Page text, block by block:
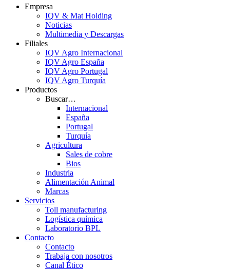
Empresa
IQV & Mat Holding
Noticias
Multimedia y Descargas
Filiales
IQV Agro Internacional
IQV Agro España
IQV Agro Portugal
IQV Agro Turquía
Productos
Buscar…
Internacional
España
Portugal
Turquía
Agricultura
Sales de cobre
Bios
Industria
Alimentación Animal
Marcas
Servicios
Toll manufacturing
Logística química
Laboratorio BPL
Contacto
Contacto
Trabaja con nosotros
Canal Ético